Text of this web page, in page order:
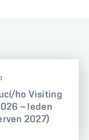
ho Visiting
– leden
2027)